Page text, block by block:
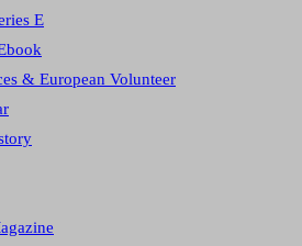
E
& European Volunteer